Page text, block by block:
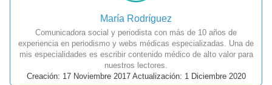
María Rodríguez
Comunicadora social y periodista con más de 10 años de
experiencia en periodismo y webs médicas especializadas. Una de
mis especialidades es escribir contenido médico de alto valor para
nuestros lectores.
Creación: 17 Noviembre 2017 Actualización: 1 Diciembre 2020